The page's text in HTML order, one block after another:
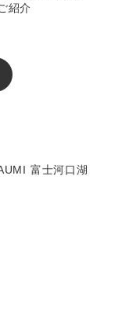
紹介
富士河口湖